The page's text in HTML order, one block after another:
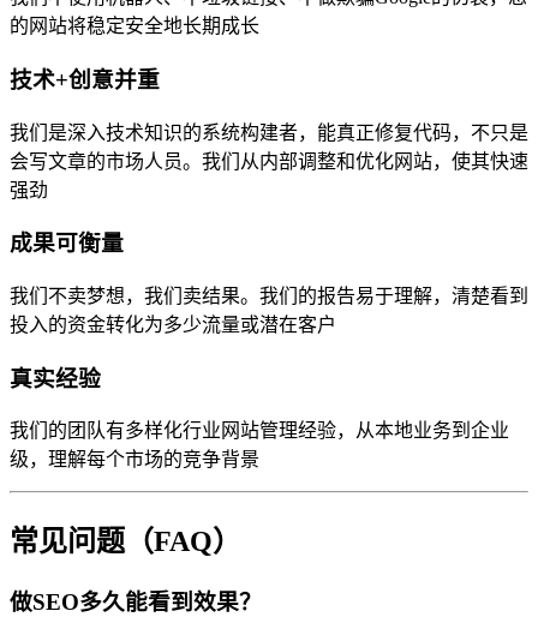
的网站将稳定安全地长期成长
技术+创意并重
我们是深入技术知识的系统构建者，能真正修复代码，不只是
会写文章的市场人员。我们从内部调整和优化网站，使其快速
强劲
成果可衡量
我们不卖梦想，我们卖结果。我们的报告易于理解，清楚看到
投入的资金转化为多少流量或潜在客户
真实经验
我们的团队有多样化行业网站管理经验，从本地业务到企业
级，理解每个市场的竞争背景
常见问题（FAQ）
做SEO多久能看到效果？